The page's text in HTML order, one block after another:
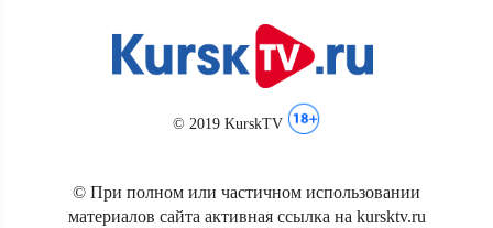
© 2019 KurskTV
© При полном или частичном использовании
материалов сайта активная ссылка на kursktv.ru